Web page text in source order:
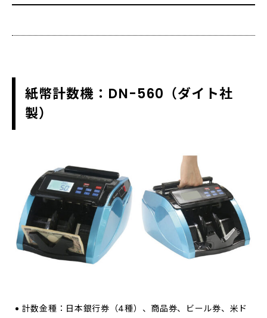
紙幣計数機：DN-560（ダイト社
製）
計数金種：日本銀行券（4種）、商品券、ビール券、米ド